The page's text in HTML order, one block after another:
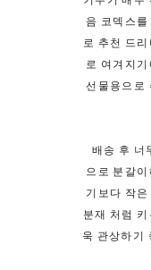
음 코덱스를
로 추천 드
로 여겨지
선물용으로
배송 후 너
으로 분갈
기보다 작
분재 처럼
욱 관상하기